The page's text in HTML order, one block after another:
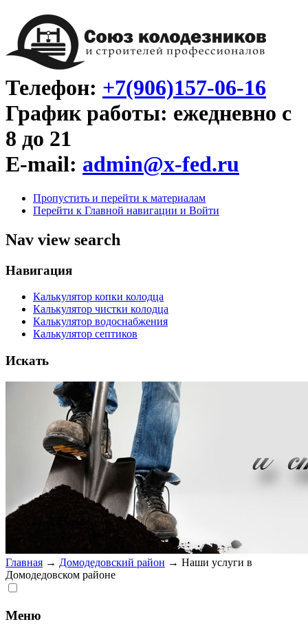
Телефон: +7(906)157-06-16
График работы: ежедневно с
8 до 21
E-mail: admin@x-fed.ru
Пропустить и перейти к материалам
Перейти к Главной навигации и Войти
Nav view search
Навигация
Калькулятор копки колодца
Калькулятор чистки колодца
Калькулятор водоснабжения
Калькулятор септиков
Искать
Главная → Домодедовский район → Наши услуги в
Домодедовском районе
Меню